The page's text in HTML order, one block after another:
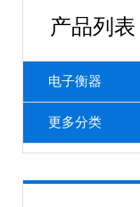
产品列表
电子衡器
更多分类